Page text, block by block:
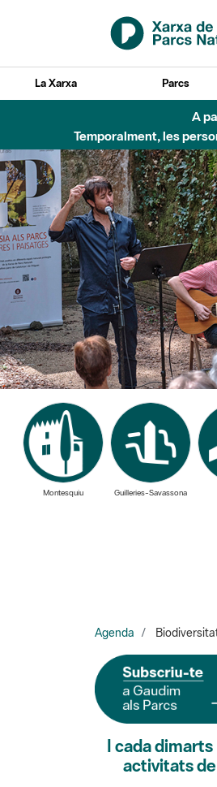
Salta al contingut principal
La Xarxa Parcs
Montesquiu Guilleries-Savassona
Agenda
I cada
activitats